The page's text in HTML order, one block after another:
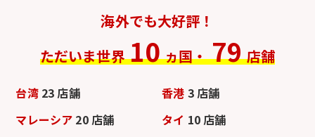
海外でも大好評！
ただいま世界 10 ヵ国・ 79 店舗
台湾 23 店舗 香港 3 店舗
マレーシア 20 店舗 タイ 10 店舗